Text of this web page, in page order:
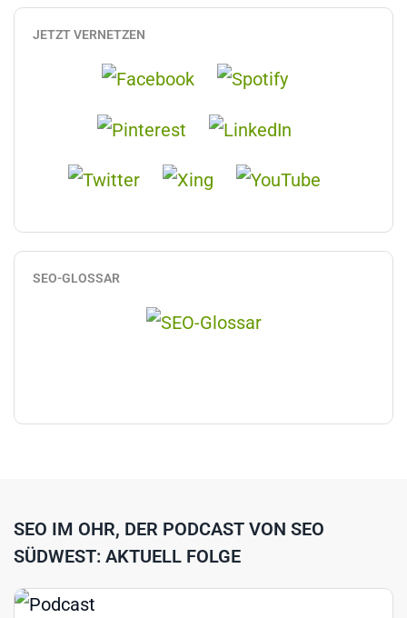
JETZT VERNETZEN
SEO-GLOSSAR
SEO IM OHR, DER PODCAST VON SEO
SÜDWEST: AKTUELL FOLGE